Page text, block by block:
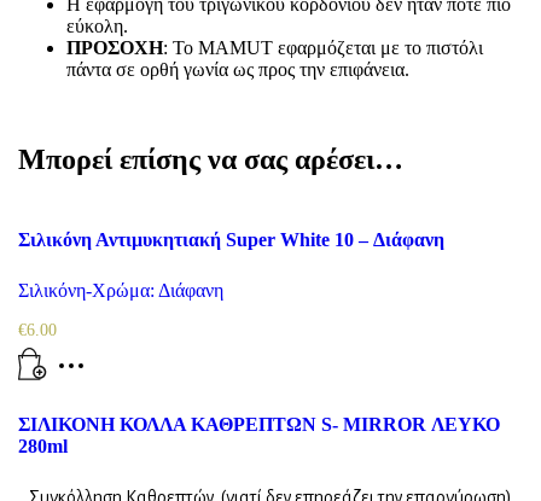
Η εφαρμογή του τριγωνικού κορδονιού δεν ήταν ποτέ πιο
εύκολη.
ΠΡΟΣΟΧΗ: Το MAMUT εφαρμόζεται με το πιστόλι
πάντα σε ορθή γωνία ως προς την επιφάνεια.
Μπορεί επίσης να σας αρέσει…
Σιλικόνη Αντιμυκητιακή Super White 10 – Διάφανη
Σιλικόνη-Χρώμα: Διάφανη
€6.00
ΣΙΛΙΚΟΝΗ ΚΟΛΛΑ ΚΑΘΡΕΠΤΩΝ S- MIRROR ΛΕΥΚΟ
280ml